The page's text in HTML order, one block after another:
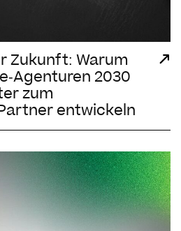
Zukunft: Warum
Agenturen 2030
zum
entwickeln